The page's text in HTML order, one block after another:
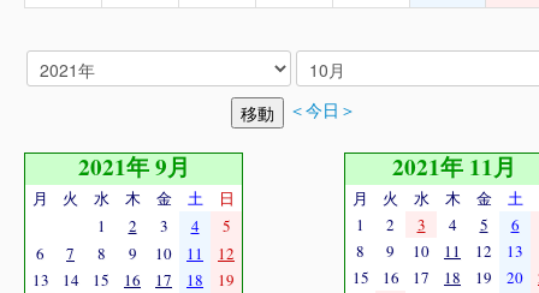
＜今日＞
2021年 9月
月 火 水 木 金 土
日
1
2 3 4
5
6
7 8 9 10 11
12
13
14 15 16 17 18
19
2021年 11月
月 火 水 木 金 土
1
2 3 4 5
6
8
9 10 11 12 13
15
16 17 18 19 20